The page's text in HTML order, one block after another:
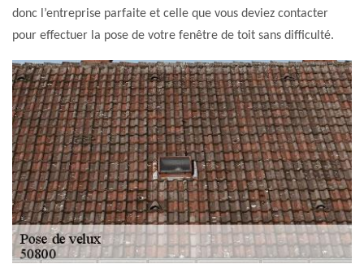
donc l’entreprise parfaite et celle que vous deviez contacter
pour effectuer la pose de votre fenêtre de toit sans difficulté.